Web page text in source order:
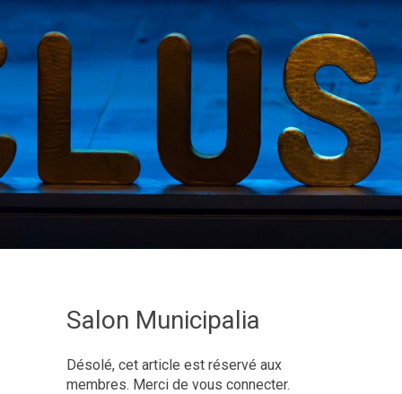
eweta
Salon Municipalia
Désolé, cet article est réservé aux
membres. Merci de vous connecter.